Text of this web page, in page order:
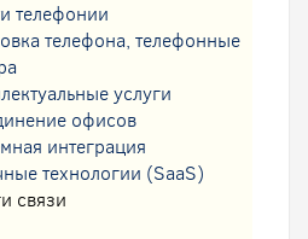
телефонии
телефона, телефонные
услуги
офисов
интеграция
технологии (SaaS)
связи